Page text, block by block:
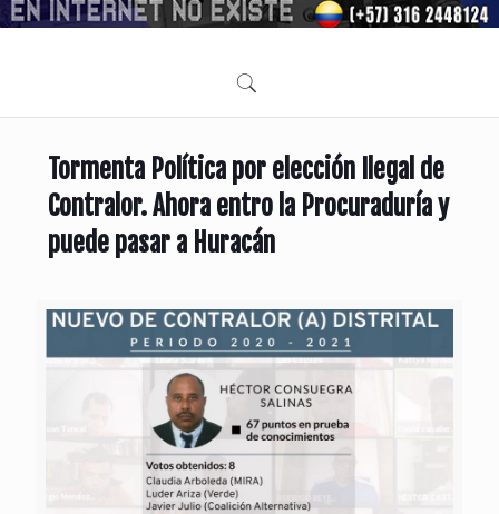
Tormenta Política por elección Ilegal de
Contralor. Ahora entro la Procuraduría y
puede pasar a Huracán